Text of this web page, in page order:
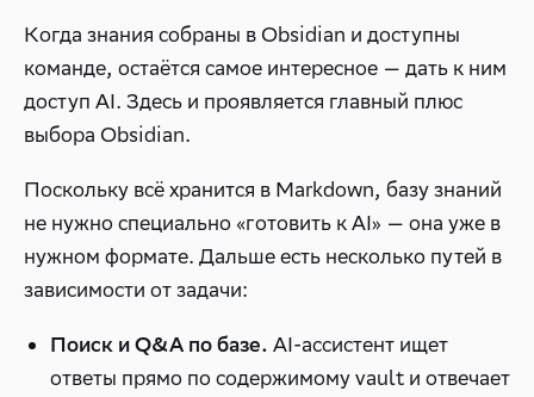
Когда знания собраны в Obsidian и доступны
команде, остаётся самое интересное — дать к ним
доступ AI. Здесь и проявляется главный плюс
выбора Obsidian.
Поскольку всё хранится в Markdown, базу знаний
не нужно специально «готовить к AI» — она уже в
нужном формате. Дальше есть несколько путей в
зависимости от задачи:
Поиск и Q&A по базе. AI-ассистент ищет
ответы прямо по содержимому vault и отвечает